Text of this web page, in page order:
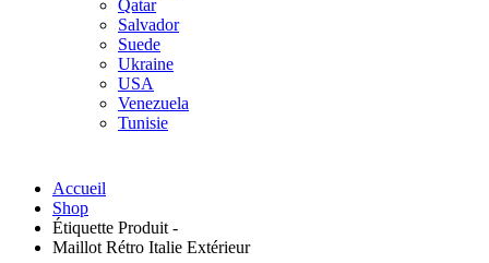
Qatar
Salvador
Suede
Ukraine
USA
Venezuela
Tunisie
Accueil
Shop
Étiquette Produit -
Maillot Rétro Italie Extérieur